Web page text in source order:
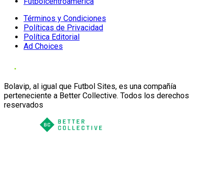
Términos y Condiciones
Políticas de Privacidad
Política Editorial
Ad Choices
Bolavip, al igual que Futbol Sites, es una compañía
perteneciente a Better Collective. Todos los derechos
reservados